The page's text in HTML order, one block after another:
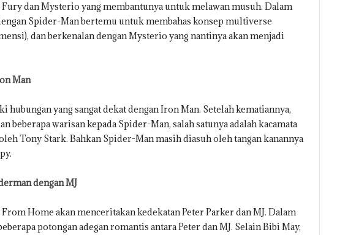
dan Mysterio yang membantunya untuk melawan musuh. Dalam
Spider-Man bertemu untuk membahas konsep multiverse
dan berkenalan dengan Mysterio yang nantinya akan menjadi
Man
yang sangat dekat dengan Iron Man. Setelah kematiannya,
beberapa warisan kepada Spider-Man, salah satunya adalah kacamata
Tony Stark. Bahkan Spider-Man masih diasuh oleh tangan kanannya
dengan MJ
Home akan menceritakan kedekatan Peter Parker dan MJ. Dalam
potongan adegan romantis antara Peter dan MJ. Selain Bibi May,